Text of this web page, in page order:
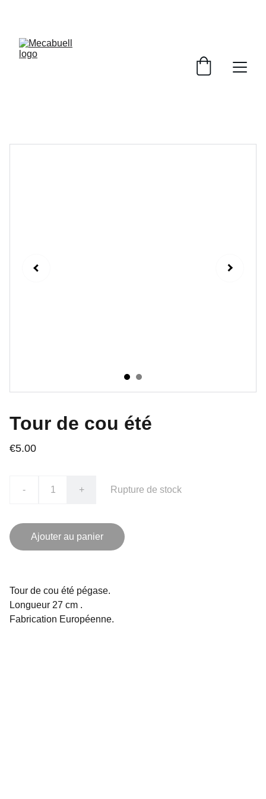
Tour de cou été
€5.00
- + Rupture de stock
Ajouter au panier
Tour de cou été pégase.
Longueur 27 cm .
Fabrication Européenne.